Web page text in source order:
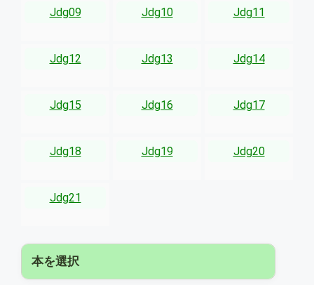
Jdg09 Jdg10 Jdg11
Jdg12 Jdg13 Jdg14
Jdg15 Jdg16 Jdg17
Jdg18 Jdg19 Jdg20
Jdg21
本を選択